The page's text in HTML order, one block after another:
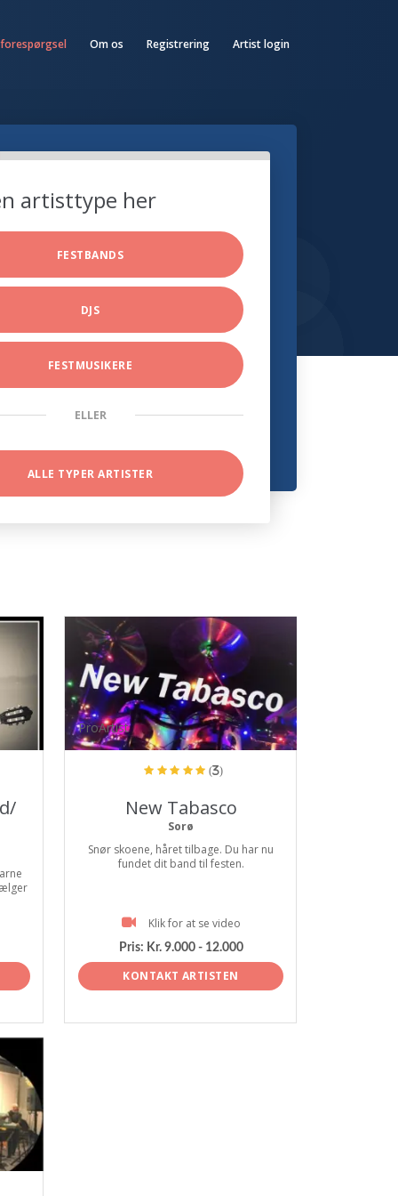
Om os Registrering Artist login
artisttype her
FESTBANDS
DJS
FESTMUSIKERE
ELLER
ALLE TYPER ARTISTER
ProArtist
(3)
New Tabasco
Sorø
Snør skoene, håret tilbage. Du har nu
fundet dit band til festen.
Klik for at se video
Pris: Kr. 9.000 - 12.000
KONTAKT ARTISTEN